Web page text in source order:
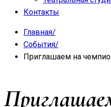
Контакты
Главная/
События/
Приглашаем на